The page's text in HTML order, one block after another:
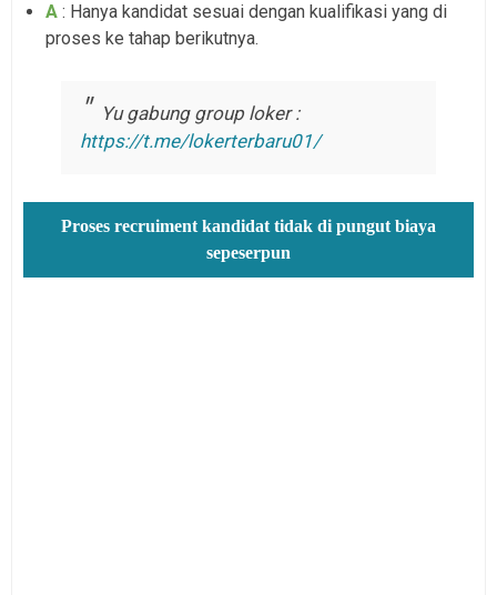
A : Hanya kandidat sesuai dengan kualifikasi yang di
proses ke tahap berikutnya.
Yu gabung group loker :
https://t.me/lokerterbaru01/
Proses recruiment kandidat tidak di pungut biaya
sepeserpun